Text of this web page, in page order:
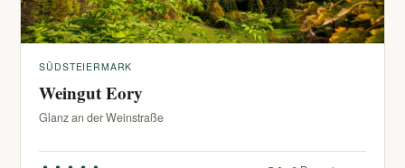
SÜDSTEIERMARK
Weingut Eory
Glanz an der Weinstraße